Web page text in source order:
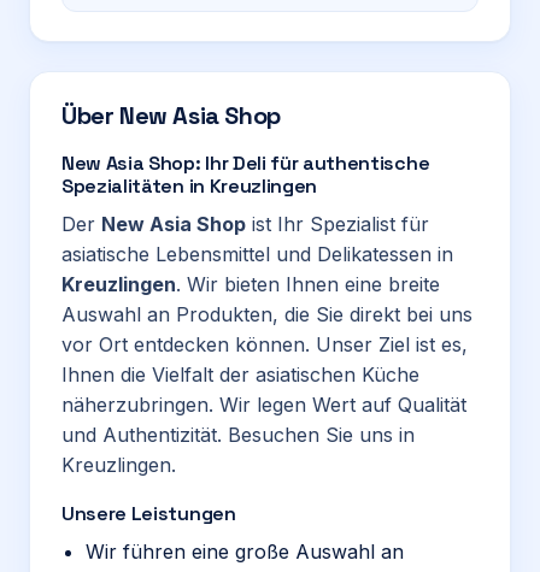
Über New Asia Shop
New Asia Shop: Ihr Deli für authentische
Spezialitäten in Kreuzlingen
Der New Asia Shop ist Ihr Spezialist für
asiatische Lebensmittel und Delikatessen in
Kreuzlingen. Wir bieten Ihnen eine breite
Auswahl an Produkten, die Sie direkt bei uns
vor Ort entdecken können. Unser Ziel ist es,
Ihnen die Vielfalt der asiatischen Küche
näherzubringen. Wir legen Wert auf Qualität
und Authentizität. Besuchen Sie uns in
Kreuzlingen.
Unsere Leistungen
Wir führen eine große Auswahl an